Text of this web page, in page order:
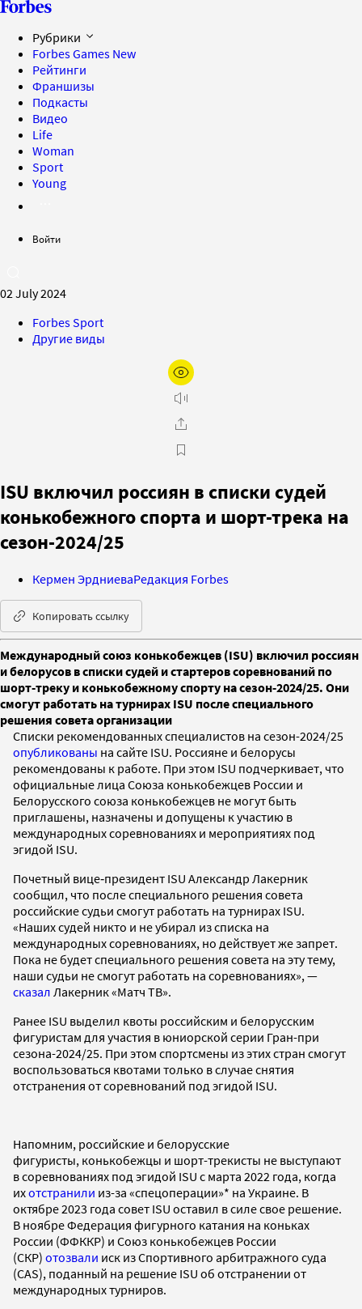
Рубрики
Forbes Games New
Рейтинги
Франшизы
Подкасты
Видео
Life
Woman
Sport
Young
Войти
02 July 2024
Forbes Sport
Другие виды
ISU включил россиян в списки судей
конькобежного спорта и шорт-трека на
сезон-2024/25
Кермен ЭрдниеваРедакция Forbes
Копировать ссылку
Международный союз конькобежцев (ISU) включил россиян
и белорусов в списки судей и стартеров соревнований по
шорт‑треку и конькобежному спорту на сезон‑2024/25. Они
смогут работать на турнирах ISU после специального
решения совета организации
Списки рекомендованных специалистов на сезон-2024/25
опубликованы на сайте ISU. Россияне и белорусы
рекомендованы к работе. При этом ISU подчеркивает, что
официальные лица Союза конькобежцев России и
Белорусского союза конькобежцев не могут быть
приглашены, назначены и допущены к участию в
международных соревнованиях и мероприятиях под
эгидой ISU.
Почетный вице‑президент ISU Александр Лакерник
сообщил, что после специального решения совета
российские судьи смогут работать на турнирах ISU.
«Наших судей никто и не убирал из списка на
международных соревнованиях, но действует же запрет.
Пока не будет специального решения совета на эту тему,
наши судьи не смогут работать на соревнованиях», —
сказал Лакерник «Матч ТВ».
Ранее ISU выделил квоты российским и белорусским
фигуристам для участия в юниорской серии Гран-при
сезона-2024/25. При этом спортсмены из этих стран смогут
воспользоваться квотами только в случае снятия
отстранения от соревнований под эгидой ISU.
Напомним, российские и белорусские
фигуристы, конькобежцы и шорт-трекисты не выступают
в соревнованиях под эгидой ISU с марта 2022 года, когда
ихотстранили из-за «спецоперации»* на Украине. В
октябре 2023 года совет ISU оставил в силе свое решение.
В ноябре Федерация фигурного катания на коньках
России (ФФККР) и Союз конькобежцев России
(СКР) отозвали иск из Спортивного арбитражного суда
(CAS), поданный на решение ISU об отстранении от
международных турниров.